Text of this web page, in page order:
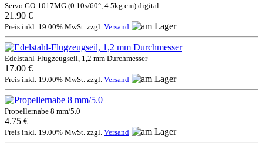
Servo GO-1017MG (0.10s/60°, 4.5kg.cm) digital
21.90 €
Preis inkl. 19.00% MwSt. zzgl. Versand
Edelstahl-Flugzeugseil, 1,2 mm Durchmesser
17.00 €
Preis inkl. 19.00% MwSt. zzgl. Versand
Propellernabe 8 mm/5.0
4.75 €
Preis inkl. 19.00% MwSt. zzgl. Versand